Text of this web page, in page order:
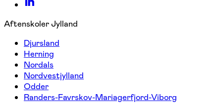
Aftenskoler Jylland
Djursland
Herning
Nordals
Nordvestjylland
Odder
Randers-Favrskov-Mariagerfjord-Viborg